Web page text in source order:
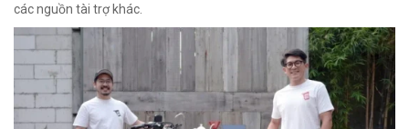
các nguồn tài trợ khác.